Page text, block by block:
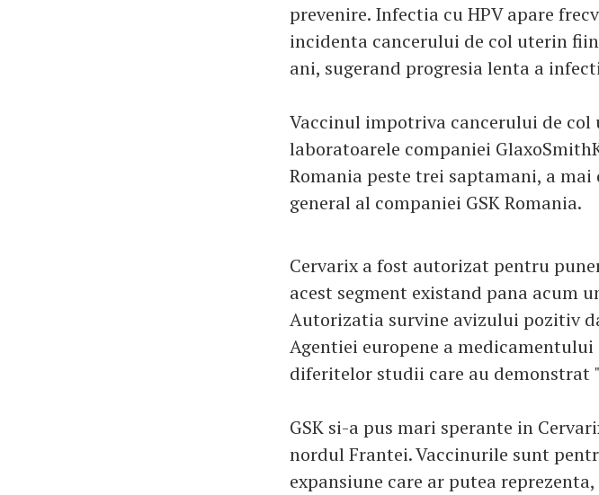
prevenire. Infectia cu HPV apare
incidenta cancerului de col uterin
ani, sugerand progresia lenta a
Vaccinul impotriva cancerului de
laboratoarele companiei
Romania peste trei saptamani, a
general al companiei GSK Romania.
Cervarix a fost autorizat pentru
acest segment existand pana acum
Autorizatia survine avizului pozitiv
Agentiei europene a
diferitelor studii care au demonstrat
GSK si-a pus mari sperante in
nordul Frantei. Vaccinurile sunt
expansiune care ar putea